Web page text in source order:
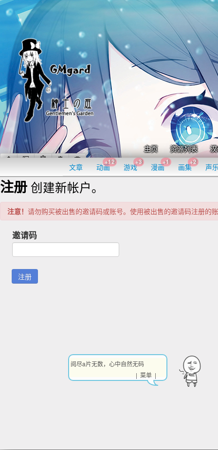
主页 资源列表
文章 动画
+12
游戏
+3
漫画
+1
画集
+2
声
注册 创建新帐户。
注意！ 请勿购买被出售的邀请码或账号。使用被出售的邀请码注册的
邀请码
阅尽a片无数，心中自然无码
| 菜单 |